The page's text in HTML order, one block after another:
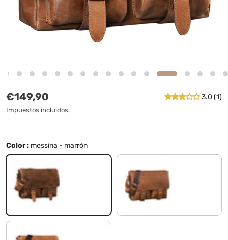
Precio normal
€149,90
Impuestos incluidos.
3.0 (1)
Color : messina - marrón
messina - marrón mocca - marrón oscuro